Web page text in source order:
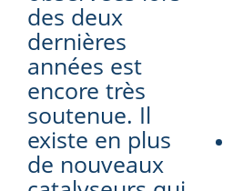
des deux
dernières
années est
encore très
soutenue. Il
existe en plus
de nouveaux